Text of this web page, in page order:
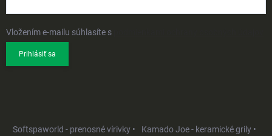
Vložením e-mailu súhlasíte s
Prihlásiť sa
Softspaworld - prenosné vírivky • Kamado Joe - keramické grily •